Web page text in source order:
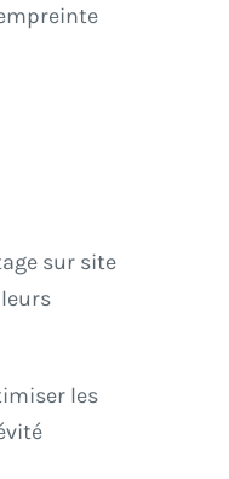
sur site
les